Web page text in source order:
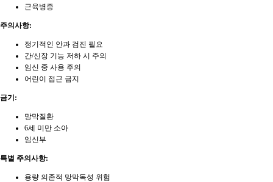
근육병증
주의사항:
정기적인 안과 검진 필요
간/신장 기능 저하 시 주의
임신 중 사용 주의
어린이 접근 금지
금기:
망막질환
6세 미만 소아
임신부
특별 주의사항:
용량 의존적 망막독성 위험